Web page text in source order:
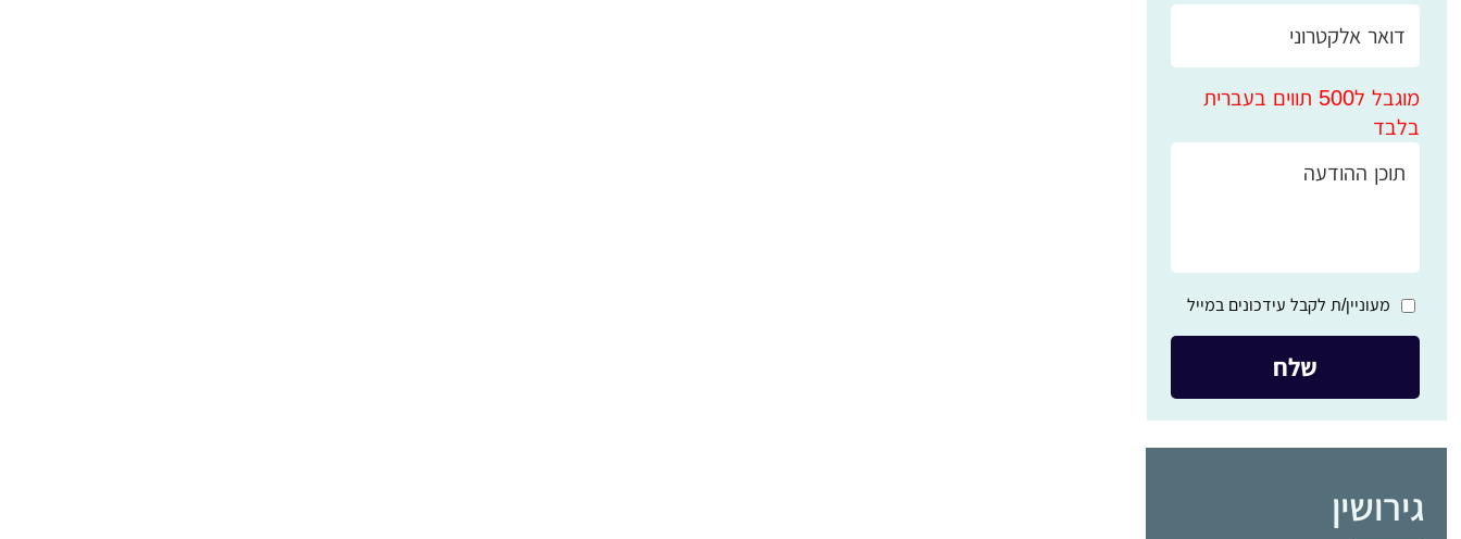
מוגבל ל500 תווים בעברית
בלבד
מעוניין/ת לקבל עידכונים במייל
גירושין